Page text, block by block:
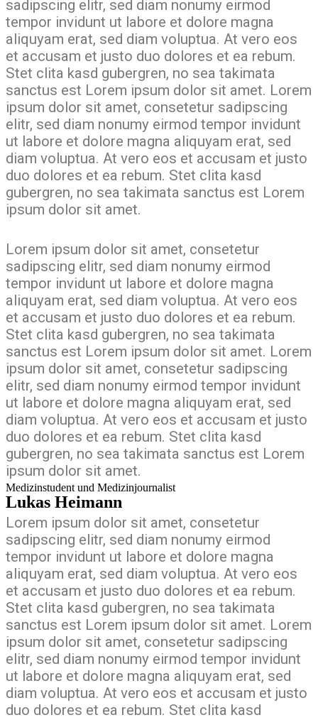
sadipscing elitr, sed diam nonumy eirmod
tempor invidunt ut labore et dolore magna
aliquyam erat, sed diam voluptua. At vero eos
et accusam et justo duo dolores et ea rebum.
Stet clita kasd gubergren, no sea takimata
sanctus est Lorem ipsum dolor sit amet. Lorem
ipsum dolor sit amet, consetetur sadipscing
elitr, sed diam nonumy eirmod tempor invidunt
ut labore et dolore magna aliquyam erat, sed
diam voluptua. At vero eos et accusam et justo
duo dolores et ea rebum. Stet clita kasd
gubergren, no sea takimata sanctus est Lorem
ipsum dolor sit amet.
Lorem ipsum dolor sit amet, consetetur
sadipscing elitr, sed diam nonumy eirmod
tempor invidunt ut labore et dolore magna
aliquyam erat, sed diam voluptua. At vero eos
et accusam et justo duo dolores et ea rebum.
Stet clita kasd gubergren, no sea takimata
sanctus est Lorem ipsum dolor sit amet. Lorem
ipsum dolor sit amet, consetetur sadipscing
elitr, sed diam nonumy eirmod tempor invidunt
ut labore et dolore magna aliquyam erat, sed
diam voluptua. At vero eos et accusam et justo
duo dolores et ea rebum. Stet clita kasd
gubergren, no sea takimata sanctus est Lorem
ipsum dolor sit amet.
Medizinstudent und Medizinjournalist
Lukas Heimann
Lorem ipsum dolor sit amet, consetetur
sadipscing elitr, sed diam nonumy eirmod
tempor invidunt ut labore et dolore magna
aliquyam erat, sed diam voluptua. At vero eos
et accusam et justo duo dolores et ea rebum.
Stet clita kasd gubergren, no sea takimata
sanctus est Lorem ipsum dolor sit amet. Lorem
ipsum dolor sit amet, consetetur sadipscing
elitr, sed diam nonumy eirmod tempor invidunt
ut labore et dolore magna aliquyam erat, sed
diam voluptua. At vero eos et accusam et justo
duo dolores et ea rebum. Stet clita kasd